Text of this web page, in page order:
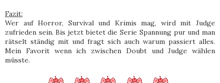
Fazit:
Wer auf Horror, Survival und Krimis mag, wird mit Judge
zufrieden sein. Bis jetzt bietet die Serie Spannung pur und man
rätselt ständig mit und fragt sich auch warum passiert alles.
Mein Favorit wenn ich zwischen Doubt und Judge wählen
müsste.